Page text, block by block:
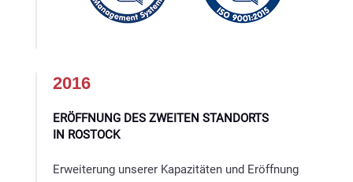
2016
ERÖFFNUNG DES ZWEITEN STANDORTS
IN ROSTOCK
Erweiterung unserer Kapazitäten und Eröffnung